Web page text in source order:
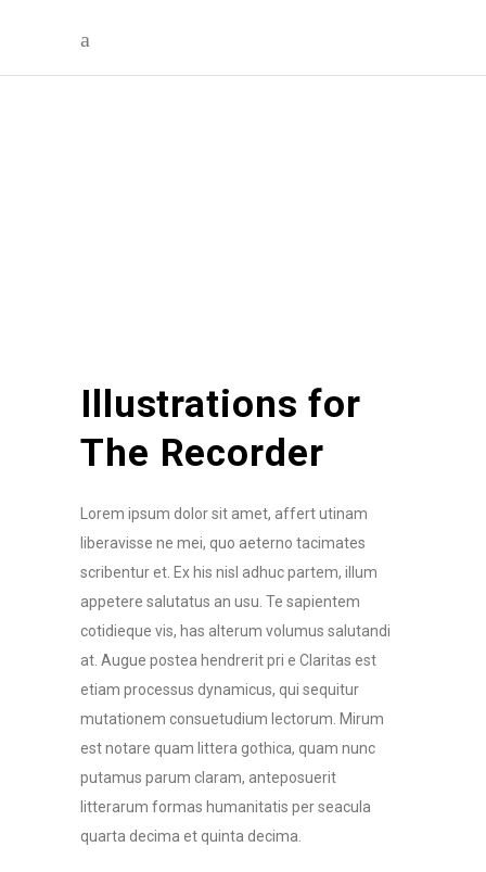
Illustrations for
The Recorder
Lorem ipsum dolor sit amet, affert utinam
liberavisse ne mei, quo aeterno tacimates
scribentur et. Ex his nisl adhuc partem, illum
appetere salutatus an usu. Te sapientem
cotidieque vis, has alterum volumus salutandi
at. Augue postea hendrerit pri e Claritas est
etiam processus dynamicus, qui sequitur
mutationem consuetudium lectorum. Mirum
est notare quam littera gothica, quam nunc
putamus parum claram, anteposuerit
litterarum formas humanitatis per seacula
quarta decima et quinta decima.